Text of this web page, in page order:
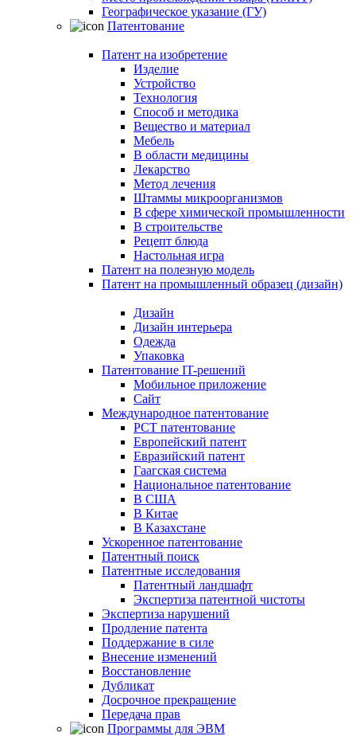
Географическое указание (ГУ)
Патентование
Патент на изобретение
Изделие
Устройство
Технология
Способ и методика
Вещество и материал
Мебель
В области медицины
Лекарство
Метод лечения
Штаммы микроорганизмов
В сфере химической промышленности
В строительстве
Рецепт блюда
Настольная игра
Патент на полезную модель
Патент на промышленный образец (дизайн)
Дизайн
Дизайн интерьера
Одежда
Упаковка
Патентование IT-решений
Мобильное приложение
Сайт
Международное патентование
PCT патентование
Европейский патент
Евразийский патент
Гаагская система
Национальное патентование
В США
В Китае
В Казахстане
Ускоренное патентование
Патентный поиск
Патентные исследования
Патентный ландшафт
Экспертиза патентной чистоты
Экспертиза нарушений
Продление патента
Поддержание в силе
Внесение изменений
Восстановление
Дубликат
Досрочное прекращение
Передача прав
Программы для ЭВМ